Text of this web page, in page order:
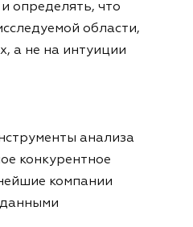
определять, что
области,
а не на интуиции
анализа
конкурентное
компании